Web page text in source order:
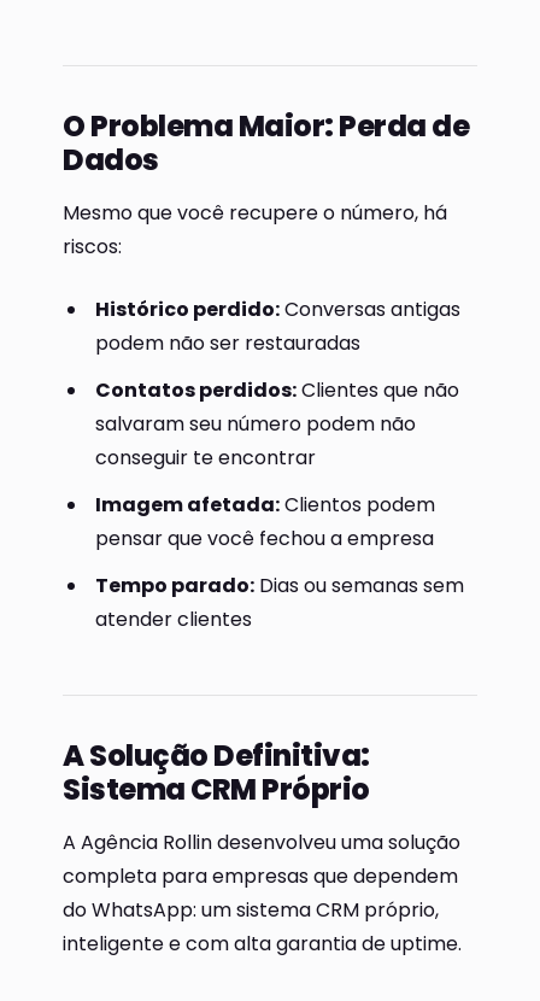
O Problema Maior: Perda de
Dados
Mesmo que você recupere o número, há
riscos:
Histórico perdido:Conversas antigas
podem não ser restauradas
Contatos perdidos:Clientes que não
salvaram seu número podem não
conseguir te encontrar
Imagem afetada:Clientos podem
pensar que você fechou a empresa
Tempo parado: Dias ou semanas sem
atender clientes
A Solução Definitiva:
Sistema CRM Próprio
A Agência Rollin desenvolveu uma solução
completa para empresas que dependem
do WhatsApp: um sistema CRM próprio,
inteligente e com alta garantia de uptime.